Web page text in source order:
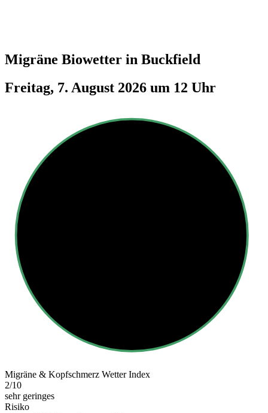
Migräne Biowetter in Buckfield
Freitag, 7. August 2026 um 12 Uhr
Migräne & Kopfschmerz Wetter Index
2/10
sehr geringes
Risiko